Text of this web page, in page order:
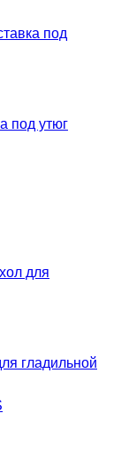
под утюг
гладильной